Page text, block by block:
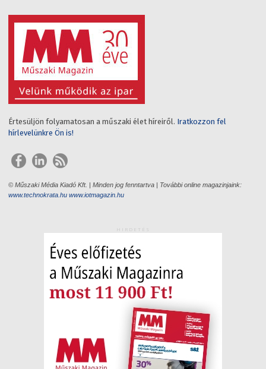
Értesüljön folyamatosan a műszaki élet híreiről. Iratkozzon fel
hírlevelünkre Ön is!
© Műszaki Média Kiadó Kft. | Minden jog fenntartva | További online magazinjaink:
www.technokrata.hu www.iotmagazin.hu
HIRDETÉS